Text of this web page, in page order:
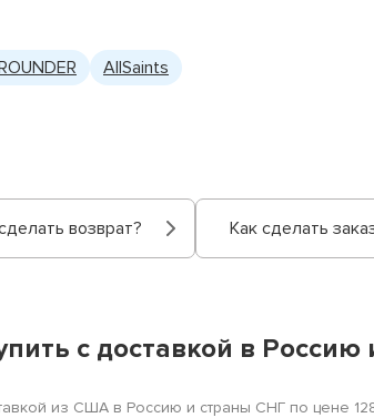
AllSaints
возврат? Как сделать
с доставкой в
из США в Россию и страны СНГ по цене